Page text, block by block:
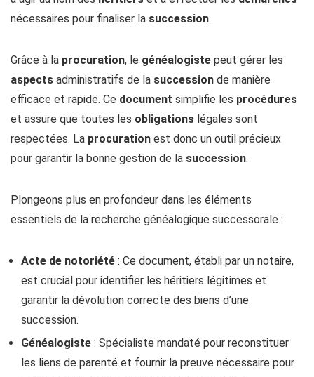
nécessaires pour finaliser la succession.
Grâce à la procuration, le généalogiste peut gérer les
aspects administratifs de la succession de manière
efficace et rapide. Ce document simplifie les procédures
et assure que toutes les obligations légales sont
respectées. La procuration est donc un outil précieux
pour garantir la bonne gestion de la succession.
Plongeons plus en profondeur dans les éléments
essentiels de la recherche généalogique successorale :
Acte de notoriété : Ce document, établi par un notaire,
est crucial pour identifier les héritiers légitimes et
garantir la dévolution correcte des biens d’une
succession.
Généalogiste : Spécialiste mandaté pour reconstituer
les liens de parenté et fournir la preuve nécessaire pour